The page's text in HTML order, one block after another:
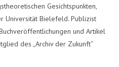
Gesichtspunkten,
Universität Bielefeld. Publizist
und Artikel
des „Archiv der Zukunft“